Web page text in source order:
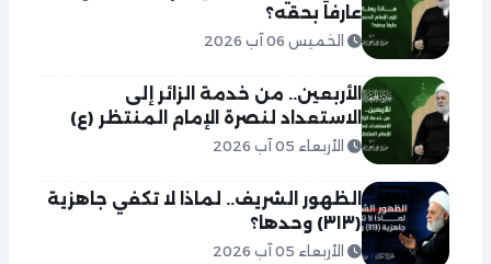
عارفاً بحقه؟
الخميس 06 آب 2026
الأربعين.. من خدمة الزائر إلى
الاستعداد لنصرة الإمام المنتظر (ع)
الأربعاء 05 آب 2026
الظهور الشريف.. لماذا لا تكفي جاهزية
(٣١٣) وحدها؟
الأربعاء 05 آب 2026